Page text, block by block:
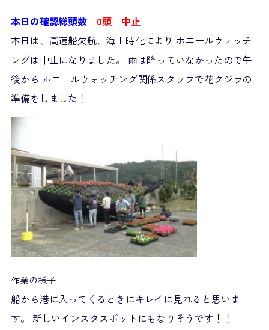
本日の確認総頭数
0頭 中止
本日は、高速船欠航、海上時化により ホエールウォッチ
ングは中止になりました。 雨は降っていなかったので午
後から ホエールウォッチング関係スタッフで花クジラの
準備をしました！
作業の様子
船から港に入ってくるときにキレイに見れると思いま
す。 新しいインスタスポットにもなりそうです！！